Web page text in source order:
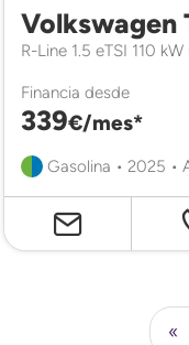
Volkswagen
R-Line 1.5 eTSI 110
Financia desde
339€/mes*
Gasolina • 2025 •
«